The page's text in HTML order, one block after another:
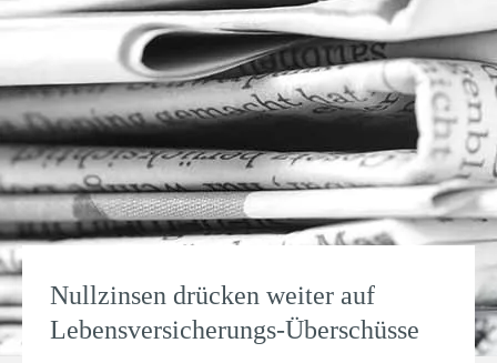
Nullzinsen drücken weiter auf
Lebensversicherungs-Überschüsse